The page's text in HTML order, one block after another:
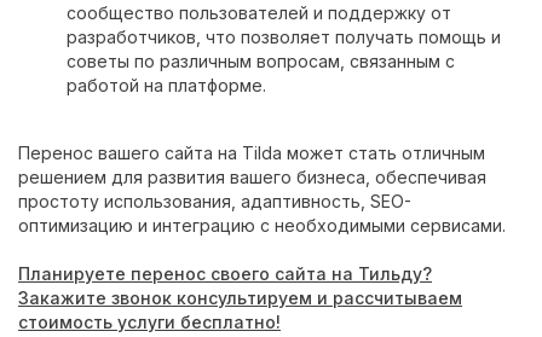
сообщество пользователей и поддержку от
разработчиков, что позволяет получать помощь и
советы по различным вопросам, связанным с
работой на платформе.
Перенос вашего сайта на Tilda может стать отличным
решением для развития вашего бизнеса, обеспечивая
простоту использования, адаптивность, SEO-
оптимизацию и интеграцию с необходимыми сервисами.
Планируете перенос своего сайта на Тильду?
Закажите звонок консультируем и рассчитываем
стоимость услуги бесплатно!